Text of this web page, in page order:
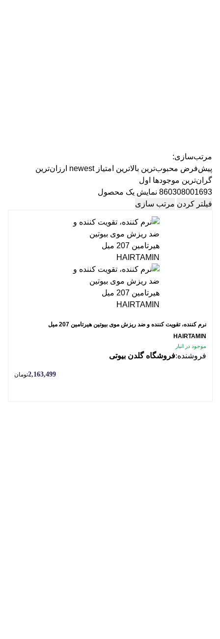
مرتب‌سازی:
پیش‌فرض محبوب‌ترین بالاترین امتیاز newest ارزان‌ترین
گران‌ترین موجودها اول
860308001693 نمایش یک محصول
فیلتر کردن مرتب سازی
نرم کننده، تقویت کننده و ضد ریزش موی بیوتین هیرتامین 207 میل
HAIRTAMIN
موجود در انبار
فروشنده:فروشگاه گلدن بیوتی
2,163,499تومان